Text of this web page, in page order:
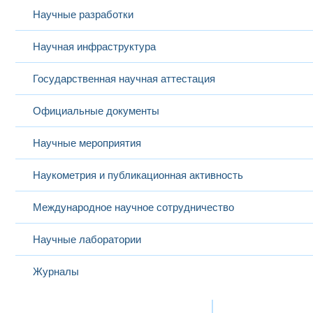
Научные разработки
Научная инфраструктура
Государственная научная аттестация
Официальные документы
Научные мероприятия
Наукометрия и публикационная активность
Международное научное сотрудничество
Научные лаборатории
Журналы